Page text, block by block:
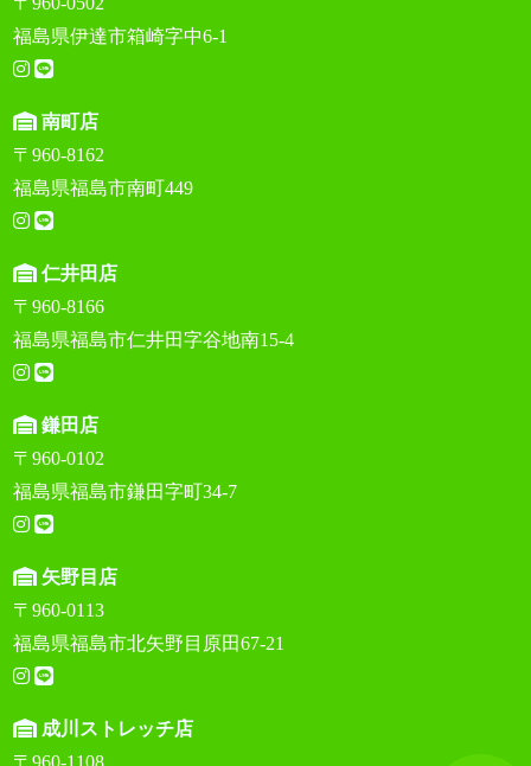
福島県伊達市箱崎字中6-1
南町店
〒960-8162
福島県福島市南町449
仁井田店
〒960-8166
福島県福島市仁井田字谷地南15-4
鎌田店
〒960-0102
福島県福島市鎌田字町34-7
矢野目店
〒960-0113
福島県福島市北矢野目原田67-21
成川ストレッチ店
〒960-1108